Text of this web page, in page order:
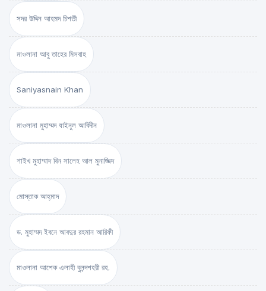
সদর উদ্দিন আহমদ চিশতী
মাওলানা আবু তাহের মিসবাহ
Saniyasnain Khan
মাওলানা মুহাম্মদ যাইনুল আবিদীন
শাইখ মুহাম্মাদ বিন সালেহ আল মুনাজ্জিদ
মোস্তাক আহ্‌মাদ
ড. মুহাম্মদ ইবনে আবদুর রহমান আরিফী
মাওলানা আশেক এলাহী বুলন্দশহরী রহ.